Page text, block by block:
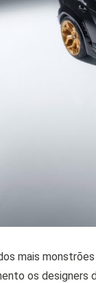
mais
os designers